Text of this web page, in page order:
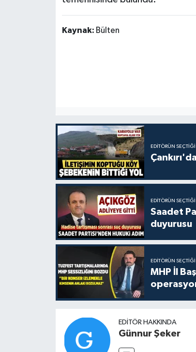
Kaynak: Bülten
EDITÖRÜN SEÇTIĞI
EDITÖRÜN SEÇTIĞI
Saadet
duyurusu
EDITÖRÜN SEÇTIĞI
MHP İl
EDITÖR HAKKINDA
Günnur Şeker